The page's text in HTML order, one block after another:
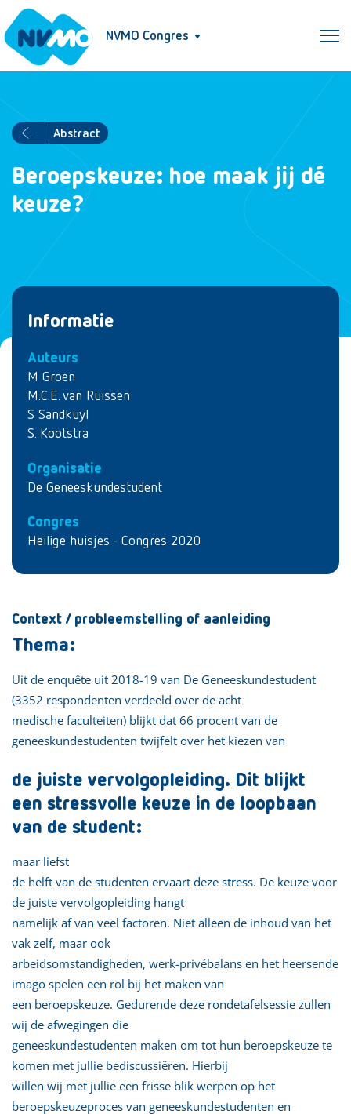
NVMO Congres
Abstract
Beroepskeuze: hoe maak jij dé
keuze?
Informatie
Auteurs
M Groen
M.C.E. van Ruissen
S Sandkuyl
S. Kootstra
Organisatie
De Geneeskundestudent
Congres
Heilige huisjes - Congres 2020
Context / probleemstelling of aanleiding
Thema:
Uit de enquête uit 2018-19 van De Geneeskundestudent
(3352 respondenten verdeeld over de acht
medische faculteiten) blijkt dat 66 procent van de
geneeskundestudenten twijfelt over het kiezen van
de juiste vervolgopleiding. Dit blijkt
een stressvolle keuze in de loopbaan
van de student:
maar liefst
de helft van de studenten ervaart deze stress. De keuze voor
de juiste vervolgopleiding hangt
namelijk af van veel factoren. Niet alleen de inhoud van het
vak zelf, maar ook
arbeidsomstandigheden, werk-privébalans en het heersende
imago spelen een rol bij het maken van
een beroepskeuze. Gedurende deze rondetafelsessie zullen
wij de afwegingen die
geneeskundestudenten maken om tot hun beroepskeuze te
komen met jullie bediscussiëren. Hierbij
willen wij met jullie een frisse blik werpen op het
beroepskeuzeproces van geneeskundestudenten en